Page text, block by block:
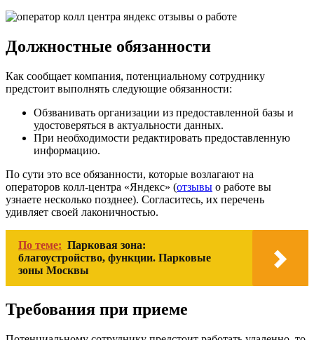
Должностные обязанности
Как сообщает компания, потенциальному сотруднику
предстоит выполнять следующие обязанности:
Обзванивать организации из предоставленной базы и
удостоверяться в актуальности данных.
При необходимости редактировать предоставленную
информацию.
По сути это все обязанности, которые возлагают на
операторов колл-центра «Яндекс» (отзывы о работе вы
узнаете несколько позднее). Согласитесь, их перечень
удивляет своей лаконичностью.
По теме: Парковая зона:
благоустройство, функции. Парковые
зоны Москвы
Требования при приеме